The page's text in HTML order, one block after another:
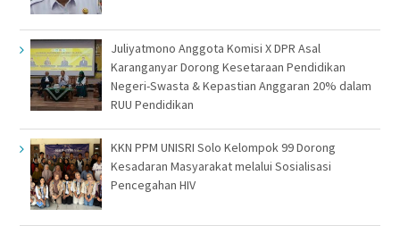
Juliyatmono Anggota Komisi X DPR Asal
Karanganyar Dorong Kesetaraan Pendidikan
Negeri-Swasta & Kepastian Anggaran 20% dalam
RUU Pendidikan
KKN PPM UNISRI Solo Kelompok 99 Dorong
Kesadaran Masyarakat melalui Sosialisasi
Pencegahan HIV